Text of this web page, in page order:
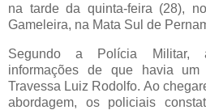
na tarde da quinta-feira (28),
Gameleira, na Mata Sul de
Segundo a Polícia Militar,
informações de que havia um
Travessa Luiz Rodolfo. Ao
abordagem, os policiais